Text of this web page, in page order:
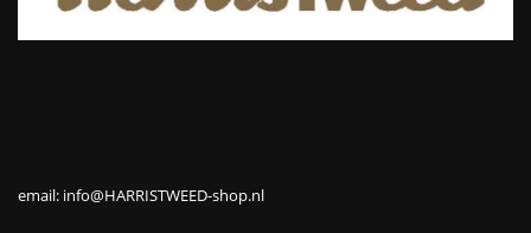
email: info@HARRISTWEED-shop.nl